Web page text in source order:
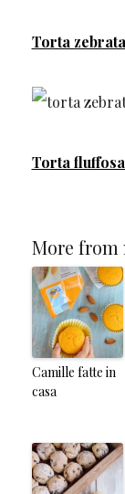
Torta
Torta
More from
Camille fatte in
casa